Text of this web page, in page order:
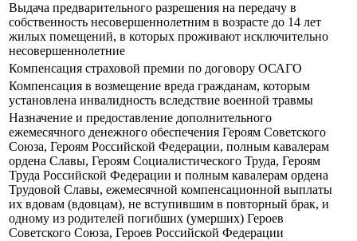
Выдача предварительного разрешения на передачу в
собственность несовершеннолетним в возрасте до 14 лет
жилых помещений, в которых проживают исключительно
несовершеннолетние
Компенсация страховой премии по договору ОСАГО
Компенсация в возмещение вреда гражданам, которым
установлена инвалидность вследствие военной травмы
Назначение и предоставление дополнительного
ежемесячного денежного обеспечения Героям Советского
Союза, Героям Российской Федерации, полным кавалерам
ордена Славы, Героям Социалистического Труда, Героям
Труда Российской Федерации и полным кавалерам ордена
Трудовой Славы, ежемесячной компенсационной выплаты
их вдовам (вдовцам), не вступившим в повторный брак, и
одному из родителей погибших (умерших) Героев
Советского Союза, Героев Российской Федерации